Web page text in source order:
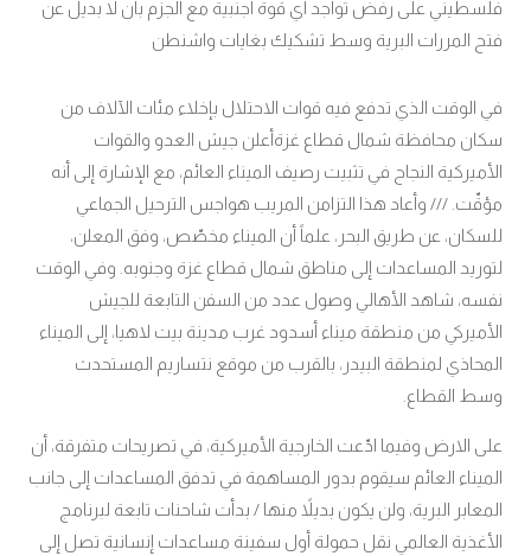
فلسطيني على رفض تواجد اي قوة اجنبية مع الجزم بأن لا بديل عن
فتح المررات البرية وسط تشكيك بغايات واشنطن
في الوقت الذي تدفع فيه قوات الاحتلال بإخلاء مئات الآلاف من
سكان محافظة شمال قطاع غزةأعلن جيش العدو والقوات
الأميركية النجاح في تثبيت رصيف الميناء العائم، مع الإشارة إلى أنه
مؤقّت. /// وأعاد هذا التزامن المريب هواجس الترحيل الجماعي
للسكان، عن طريق البحر، علماً أن الميناء مخصّص، وفق المعلن،
لتوريد المساعدات إلى مناطق شمال قطاع غزة وجنوبه. وفي الوقت
نفسه، شاهد الأهالي وصول عدد من السفن التابعة للجيش
الأميركي من منطقة ميناء أسدود غرب مدينة بيت لاهيا، إلى الميناء
المحاذي لمنطقة البيدر، بالقرب من موقع نتساريم المستحدث
وسط القطاع.
على الارض وفيما ادّعت الخارجية الأميركية، في تصريحات متفرقة، أن
الميناء العائم سيقوم بدور المساهمة في تدفق المساعدات إلى جانب
المعابر البرية، ولن يكون بديلاً منها / بدأت شاحنات تابعة لبرنامج
الأغذية العالمي نقل حمولة أول سفينة مساعدات إنسانية تصل إلى